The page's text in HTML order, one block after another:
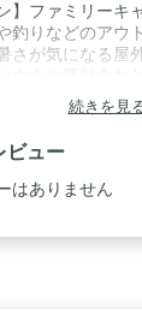
】ファミリーキ
釣りなどのアウ
さが気になる屋
ます。 / 【容量
可能なサイズに
切な方法でご使
ます。長期滞
ボックスです。 /
続きを見
ビュー
はありません